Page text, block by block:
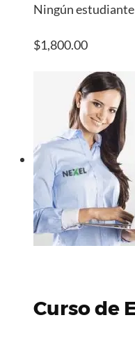
Ningún
$1,800.00
Curso de